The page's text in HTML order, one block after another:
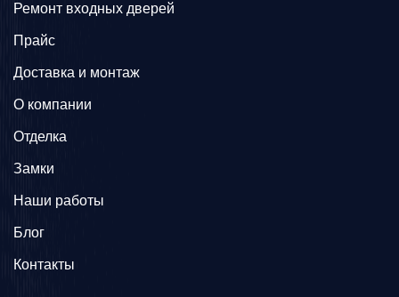
Ремонт входных дверей
Прайс
Доставка и монтаж
О компании
Отделка
Замки
Наши работы
Блог
Контакты